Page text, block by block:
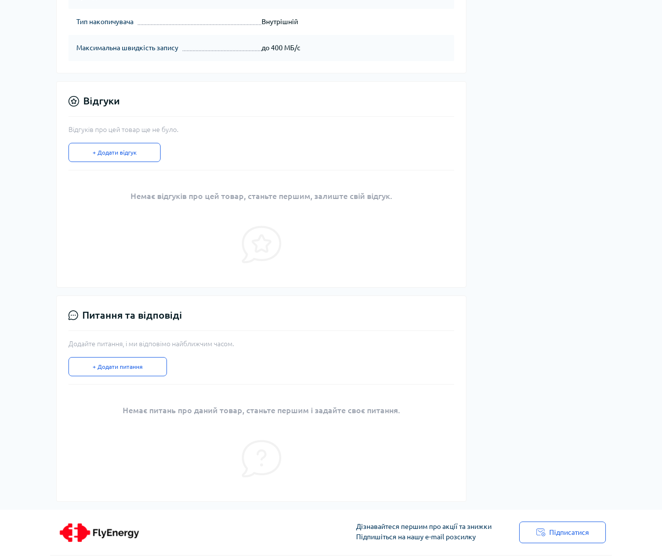
Тип накопичувача Внутрішній
Максимальна швидкість запису до 400 МБ/с
Відгуки
Відгуків про цей товар ще не було.
+ Додати відгук
Немає відгуків про цей товар, станьте першим, залиште свій відгук.
Питання та відповіді
Додайте питання, і ми відповімо найближчим часом.
+ Додати питання
Немає питань про даний товар, станьте першим і задайте своє питання.
Дізнавайтеся першим про акції та знижки
Підпишіться на нашу e-mail розсилку
Підписатися